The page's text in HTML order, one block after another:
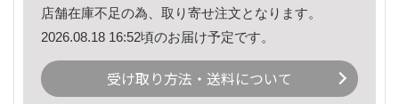
店舗在庫不足の為、取り寄せ注文となります。
2026.08.18 16:52頃のお届け予定です。
受け取り方法・送料について